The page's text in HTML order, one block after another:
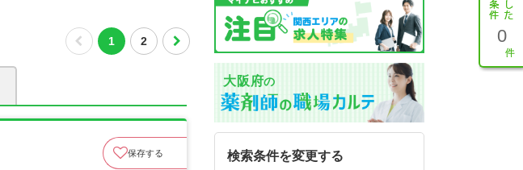
0
1 2
保存する
大阪府の
検索条件を変更する